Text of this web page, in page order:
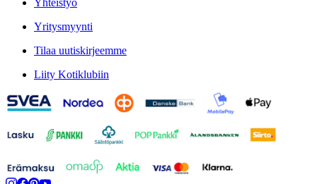
Yritysmyynti
Tilaa uutiskirjeemme
Liity Kotiklubiin